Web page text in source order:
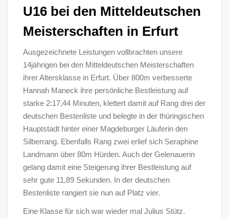
U16 bei den Mitteldeutschen
Meisterschaften in Erfurt
Ausgezeichnete Leistungen vollbrachten unsere
14jährigen bei den Mitteldeutschen Meisterschaften
ihrer Altersklasse in Erfurt. Über 800m verbesserte
Hannah Maneck ihre persönliche Bestleistung auf
starke 2:17,44 Minuten, klettert damit auf Rang drei der
deutschen Bestenliste und belegte in der thüringischen
Hauptstadt hinter einer Magdeburger Läuferin den
Silberrang. Ebenfalls Rang zwei erlief sich Seraphine
Landmann über 80m Hürden. Auch der Gelenauerin
gelang damit eine Steigerung ihrer Bestleistung auf
sehr gute 11,89 Sekunden. In der deutschen
Bestenliste rangiert sie nun auf Platz vier.
Eine Klasse für sich war wieder mal Julius Stütz.